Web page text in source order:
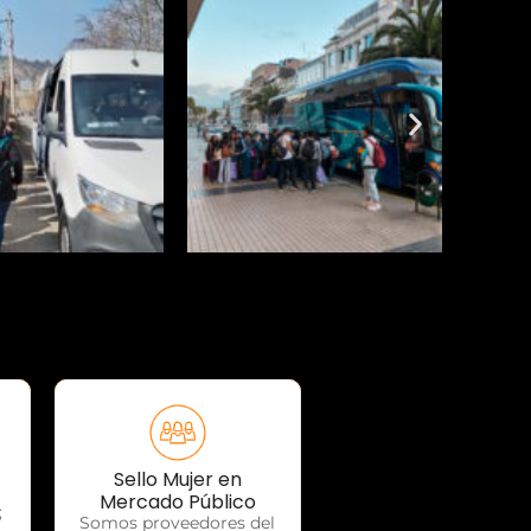
Sello Mujer en
Mercado Público
Somos proveedores del
OTP Servicios